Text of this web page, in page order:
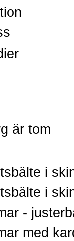
är tom
i
i
-
med